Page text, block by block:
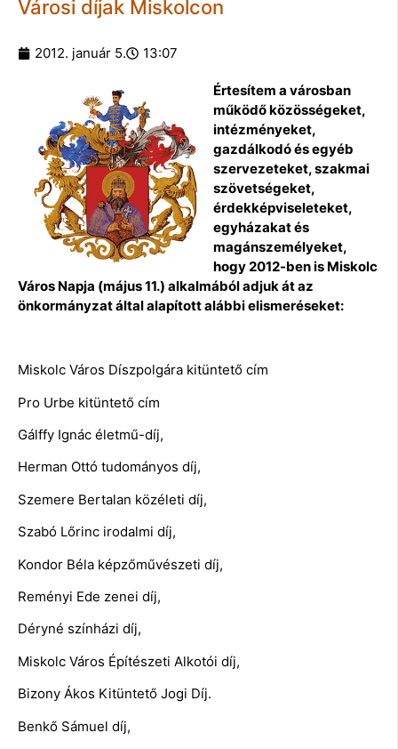
Városi díjak Miskolcon
2012. január 5. 13:07
Értesítem a városban
működő közösségeket,
intézményeket,
gazdálkodó és egyéb
szervezeteket, szakmai
szövetségeket,
érdekképviseleteket,
egyházakat és
magánszemélyeket,
hogy 2012-ben is Miskolc
Város Napja (május 11.) alkalmából adjuk át az
önkormányzat által alapított alábbi elismeréseket:
Miskolc Város Díszpolgára kitüntető cím
Pro Urbe kitüntető cím
Gálffy Ignác életmű-díj,
Herman Ottó tudományos díj,
Szemere Bertalan közéleti díj,
Szabó Lőrinc irodalmi díj,
Kondor Béla képzőművészeti díj,
Reményi Ede zenei díj,
Déryné színházi díj,
Miskolc Város Építészeti Alkotói díj,
Bizony Ákos Kitüntető Jogi Díj.
Benkő Sámuel díj,